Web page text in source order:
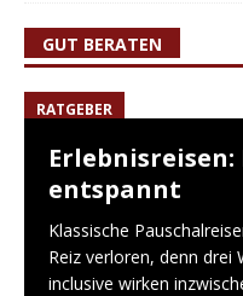
GUT BERATEN
RATGEBER
entspannt
Klassische
Reiz verloren, denn drei
inclusive wirken